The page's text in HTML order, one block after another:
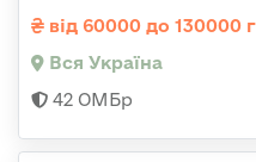
від 60000 до 130000
Вся Україна
42 ОМБр